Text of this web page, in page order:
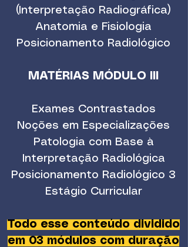
(Interpretação Radiográfica)
Anatomia e Fisiologia
Posicionamento Radiológico
MATÉRIAS MÓDULO III
Exames Contrastados
Noções em Especializações
Patologia com Base à
Interpretação Radiológica
Posicionamento Radiológico 3
Estágio Curricular
Todo esse conteúdo dividido
em 03 módulos com duração